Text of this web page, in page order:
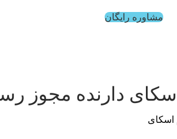
مشاوره رایگان
دارنده مجوز
اسکای